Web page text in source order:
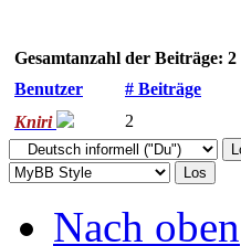
Gesamtanzahl der Beiträge: 2
Benutzer
# Beiträge
Kniri
2
Nach oben